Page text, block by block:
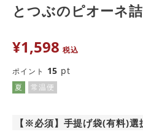
とつぶのピオーネ
¥1,598 税込
ポイント 15 pt
夏 常温便
【※必須】手提げ袋(有料)選